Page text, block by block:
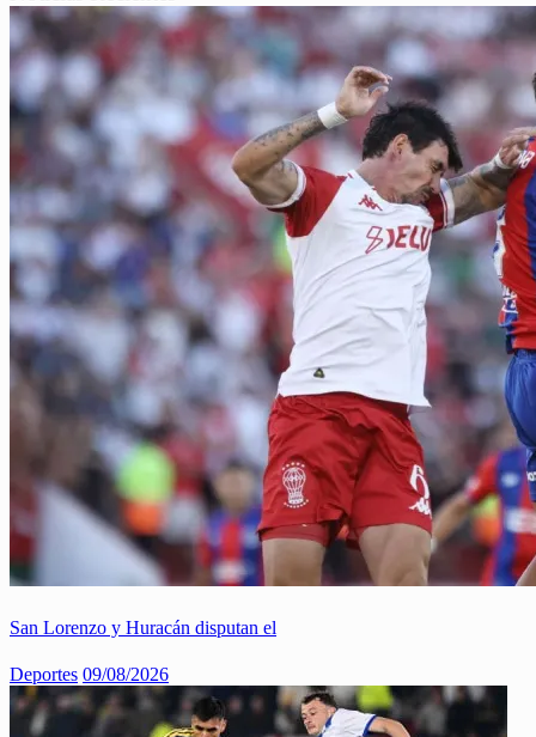
San Lorenzo y Huracán disputan el
Deportes 09/08/2026